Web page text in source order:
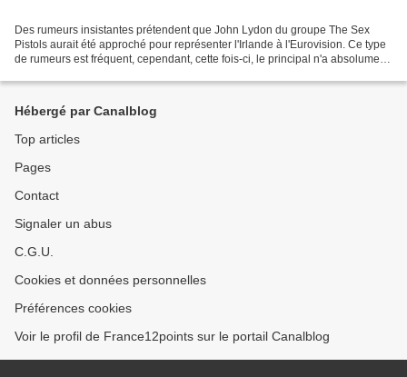
Des rumeurs insistantes prétendent que John Lydon du groupe The Sex
Pistols aurait été approché pour représenter l'Irlande à l'Eurovision. Ce type
de rumeurs est fréquent, cependant, cette fois-ci, le principal n'a absolument
Hébergé par Canalblog
Top articles
Pages
Contact
Signaler un abus
C.G.U.
Cookies et données personnelles
Préférences cookies
Voir le profil de France12points sur le portail Canalblog